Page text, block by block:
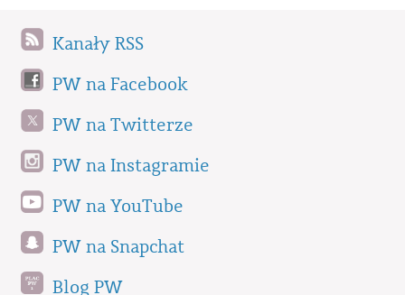
Kanały RSS
PW na Facebook
PW na Twitterze
PW na Instagramie
PW na YouTube
PW na Snapchat
Blog PW